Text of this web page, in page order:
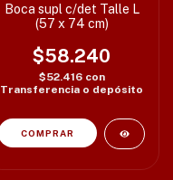
Boca supl c/det Talle L
(57 x 74 cm)
$58.240
$52.416 con
Transferencia o depósito